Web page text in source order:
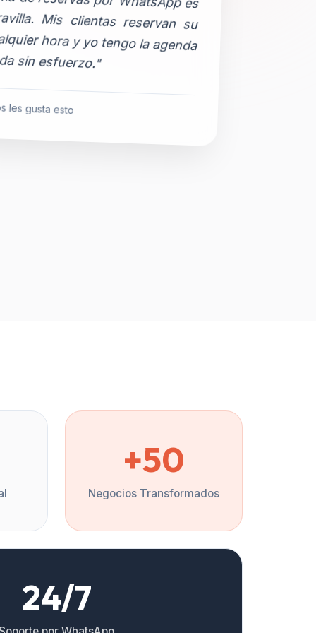
sin esfuerzo."
les gusta esto
+50
Negocios Transformados
24/7